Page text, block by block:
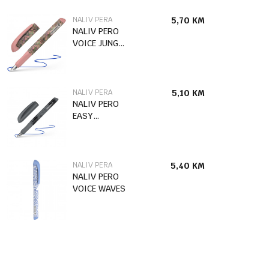
NALIV PERA
NALIV PERO
VOICE JUNGLE
5,70 KM
NALIV PERA
NALIV PERO
EASY
5,10 KM
NALIV PERA
NALIV PERO
VOICE WAVES
5,40 KM